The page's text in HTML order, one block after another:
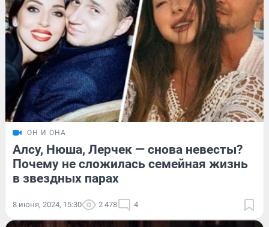
ОН И ОНА
Алсу, Нюша, Лерчек — снова невесты?
Почему не сложилась семейная жизнь
в звездных парах
8 июня, 2024, 15:30 2 478 4